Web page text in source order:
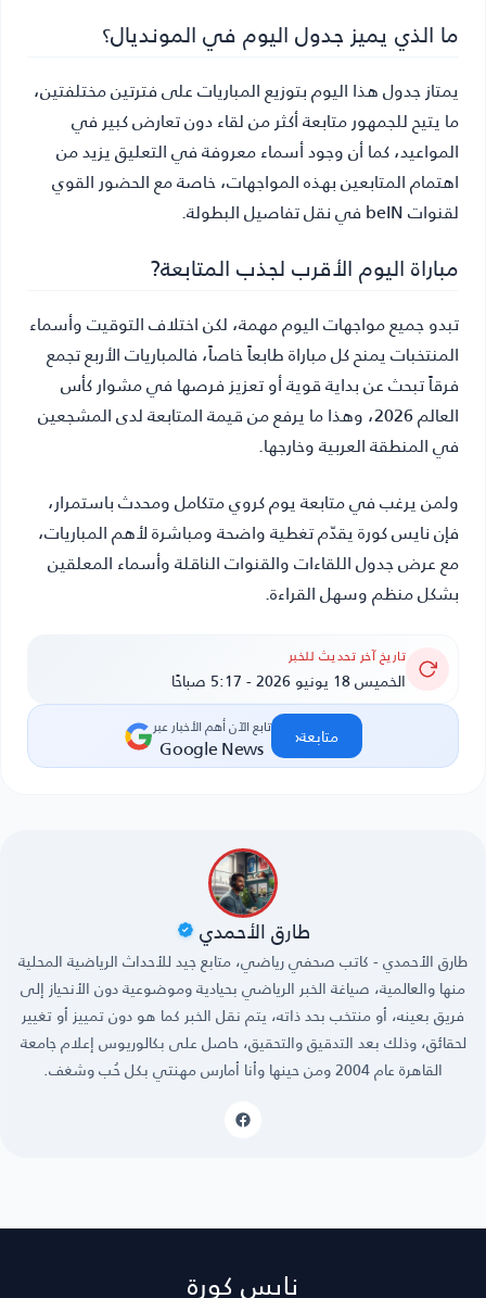
ما الذي يميز جدول اليوم في المونديال؟
يمتاز جدول هذا اليوم بتوزيع المباريات على فترتين مختلفتين،
ما يتيح للجمهور متابعة أكثر من لقاء دون تعارض كبير في
المواعيد، كما أن وجود أسماء معروفة في التعليق يزيد من
اهتمام المتابعين بهذه المواجهات، خاصة مع الحضور القوي
لقنوات beIN في نقل تفاصيل البطولة.
مباراة اليوم الأقرب لجذب المتابعة?
تبدو جميع مواجهات اليوم مهمة، لكن اختلاف التوقيت وأسماء
المنتخبات يمنح كل مباراة طابعاً خاصاً، فالمباريات الأربع تجمع
فرقاً تبحث عن بداية قوية أو تعزيز فرصها في مشوار كأس
العالم 2026، وهذا ما يرفع من قيمة المتابعة لدى المشجعين
في المنطقة العربية وخارجها.
ولمن يرغب في متابعة يوم كروي متكامل ومحدث باستمرار،
فإننايس كورةيقدّم تغطية واضحة ومباشرة لأهم المباريات،
مع عرض جدول اللقاءات والقنوات الناقلة وأسماء المعلقين
بشكل منظم وسهل القراءة.
تاريخ آخر تحديث للخبر
الخميس 18 يونيو 2026 - 5:17 صباحًا
تابع الآن أهم الأخبار عبر
Google News متابعة‹
طارق الأحمدي
طارق الأحمدي - كاتب صحفي رياضي، متابع جيد للأحداث الرياضية المحلية
منها والعالمية، صياغة الخبر الرياضي بحيادية وموضوعية دون الأنحياز إلى
فريق بعينه، أو منتخب بحد ذاته، يتم نقل الخبر كما هو دون تمييز أو تغيير
لحقائق، وذلك بعد التدقيق والتحقيق، حاصل على بكالوريوس إعلام جامعة
القاهرة عام 2004 ومن حينها وأنا أمارس مهنتي بكل حُب وشغف.
نايس كورة